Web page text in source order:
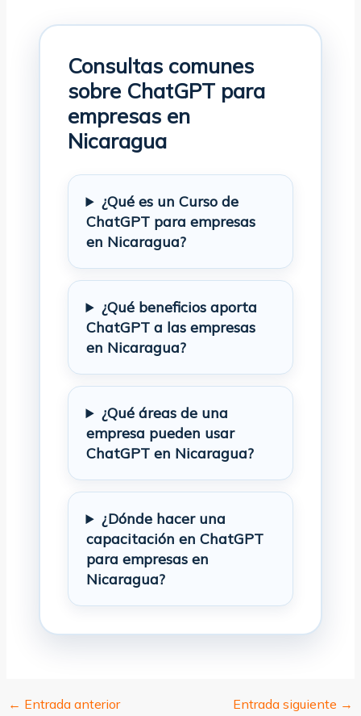
Consultas comunes
sobre ChatGPT para
empresas en
Nicaragua
¿Qué es un Curso de
ChatGPT para empresas
en Nicaragua?
¿Qué beneficios aporta
ChatGPT a las empresas
en Nicaragua?
¿Qué áreas de una
empresa pueden usar
ChatGPT en Nicaragua?
¿Dónde hacer una
capacitación en ChatGPT
para empresas en
Nicaragua?
← Entrada anterior Entrada siguiente →